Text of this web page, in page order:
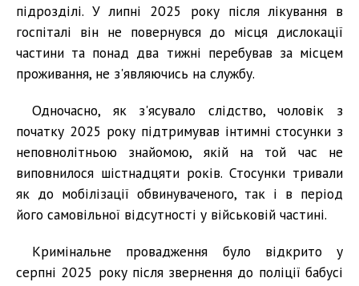
підрозділі. У липні 2025 року після лікування в
госпіталі він не повернувся до місця дислокації
частини та понад два тижні перебував за місцем
проживання, не з'являючись на службу.
Одночасно, як з'ясувало слідство, чоловік з
початку 2025 року підтримував інтимні стосунки з
неповнолітньою знайомою, якій на той час не
виповнилося шістнадцяти років. Стосунки тривали
як до мобілізації обвинуваченого, так і в період
його самовільної відсутності у військовій частині.
Кримінальне провадження було відкрито у
серпні 2025 року після звернення до поліції бабусі